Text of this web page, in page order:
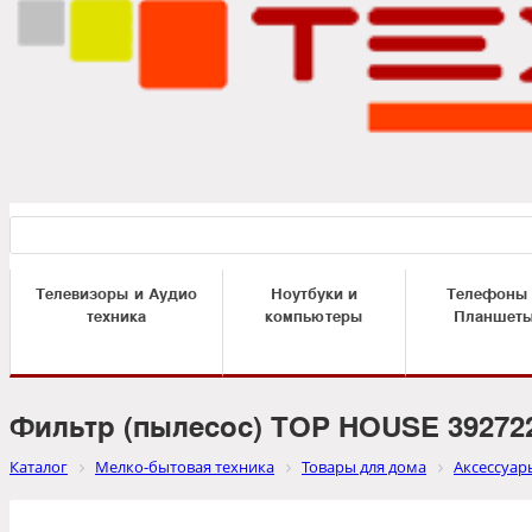
Телевизоры и Аудио
техника
Ноутбуки и
компьютеры
Телефоны
Фильтр (пылесос) TOP HOUSE
Каталог Мелко-бытовая техника Товары для дома